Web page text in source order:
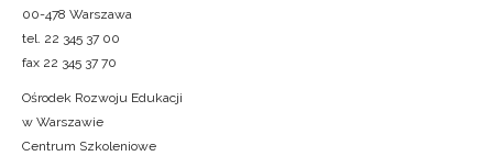
00-478 Warszawa
tel. 22 345 37 00
fax 22 345 37 70
Ośrodek Rozwoju Edukacji
w Warszawie
Centrum Szkoleniowe